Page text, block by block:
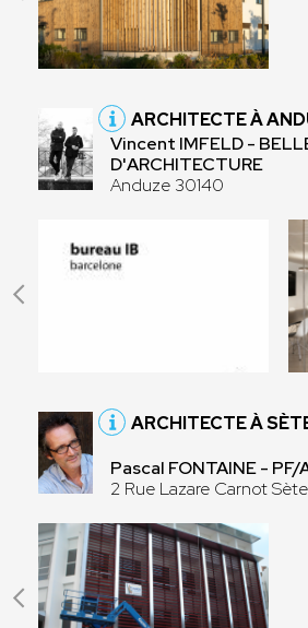
ARCHITECTE À
Vincent IMFELD -
D'ARCHITECTURE
Anduze 30140
ARCHITECTE À
Pascal FONTAINE -
2 Rue Lazare Carnot